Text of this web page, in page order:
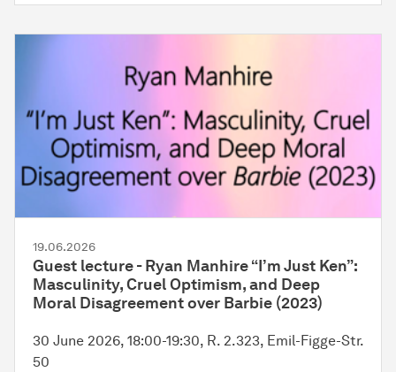
19.06.2026
Guest lecture - Ryan Manhire “I’m Just Ken”:
Masculinity, Cruel Optimism, and Deep
Moral Disagreement over Barbie (2023)
30 June 2026, 18:00-19:30, R. 2.323, Emil-Figge-Str.
50